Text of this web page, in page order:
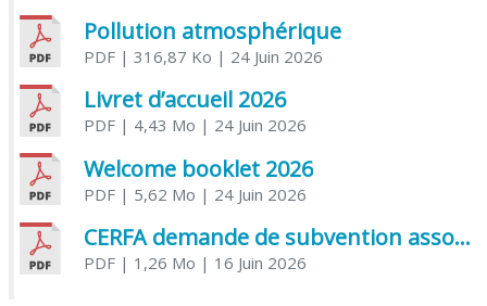
Pollution atmosphérique
PDF| 316,87 Ko | 24 Juin 2026
Livret d’accueil 2026
PDF| 4,43 Mo | 24 Juin 2026
Welcome booklet 2026
PDF| 5,62 Mo | 24 Juin 2026
CERFA demande de subvention association
PDF| 1,26 Mo | 16 Juin 2026